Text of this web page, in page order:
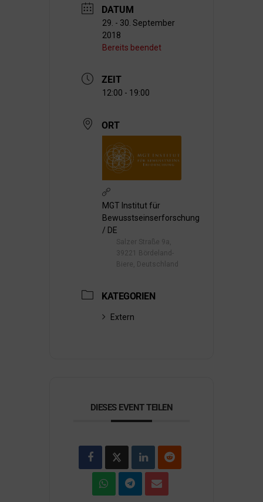
DATUM
29. - 30. September
2018
Bereits beendet
ZEIT
12:00 - 19:00
ORT
MGT Institut für
Bewusstseinserforschung
/ DE
Salzer Straße 9a,
39221 Bördeland-
Biere, Deutschland
KATEGORIEN
Extern
DIESES EVENT TEILEN